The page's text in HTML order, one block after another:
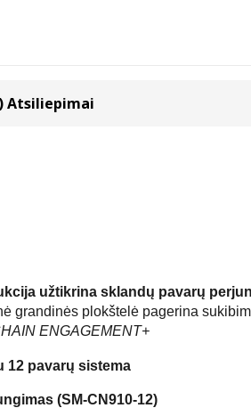
Atsiliepimai
užtikrina sklandų pavarų
grandinės plokštelė pagerina
ENGAGEMENT+
12 pavarų sistema
(SM-CN910-12)